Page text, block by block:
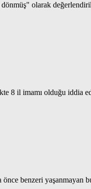
olarak
8 il imamı olduğu
benzeri